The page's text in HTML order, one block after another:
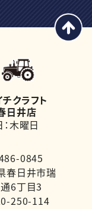
チクラフト
日井店
木曜日
0845
春日井市瑞
6丁目3
250-114